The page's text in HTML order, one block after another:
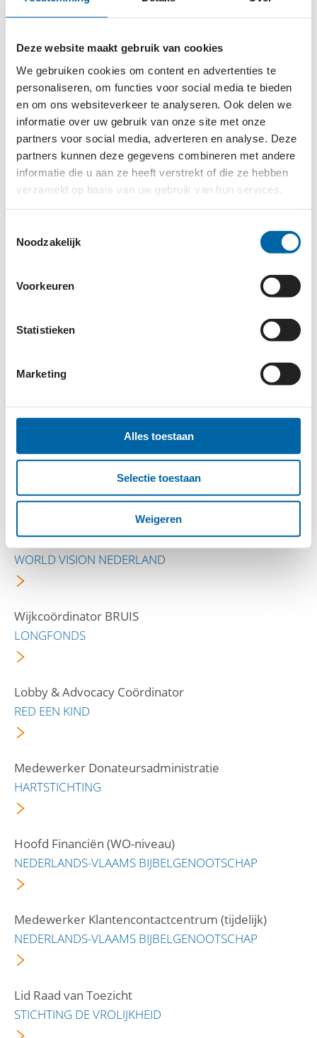
Deze website maakt gebruik van cookies
We gebruiken cookies om content en advertenties te
personaliseren, om functies voor social media te bieden
en om ons websiteverkeer te analyseren. Ook delen we
informatie over uw gebruik van onze site met onze
partners voor social media, adverteren en analyse. Deze
partners kunnen deze gegevens combineren met andere
informatie die u aan ze heeft verstrekt of die ze hebben
verzameld op basis van uw gebruik van hun services.
Noodzakelijk
Voorkeuren
Statistieken
Marketing
Alles toestaan
Selectie toestaan
Weigeren
Senior Relatiebeheerder Acties & Events (32-36 uur)
ALS NEDERLAND
Administratief Medewerker [tijdelijk, 24-32 uur]
HUMANISTISCH VERBOND
HR Manager
NATUURMONUMENTEN
Financieel medewerker
VLUCHTELINGENWERK NEDERLAND
HR Business Partner
WORLD VISION NEDERLAND
Wijkcoördinator BRUIS
LONGFONDS
Lobby & Advocacy Coördinator
RED EEN KIND
Medewerker Donateursadministratie
HARTSTICHTING
Hoofd Financiën (WO-niveau)
NEDERLANDS-VLAAMS BIJBELGENOOTSCHAP
Medewerker Klantencontactcentrum (tijdelijk)
NEDERLANDS-VLAAMS BIJBELGENOOTSCHAP
Lid Raad van Toezicht
STICHTING DE VROLIJKHEID